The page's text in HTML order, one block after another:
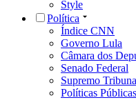
Style
Política
Índice CNN
Governo Lula
Câmara dos
Senado Federal
Supremo
Políticas Públicas